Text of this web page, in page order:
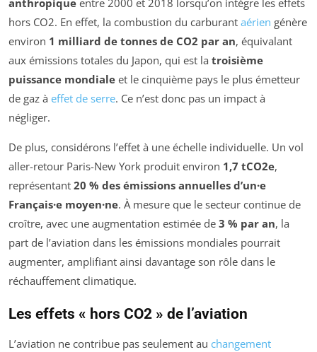
anthropique entre 2000 et 2018 lorsqu’on intègre les effets
hors CO2. En effet, la combustion du carburant aérien génère
environ 1 milliard de tonnes de CO2 par an, équivalant
aux émissions totales du Japon, qui est la troisième
puissance mondiale et le cinquième pays le plus émetteur
de gaz à effet de serre. Ce n’est donc pas un impact à
négliger.
De plus, considérons l’effet à une échelle individuelle. Un vol
aller-retour Paris-New York produit environ 1,7 tCO2e,
représentant 20 % des émissions annuelles d’un·e
Français·e moyen·ne. À mesure que le secteur continue de
croître, avec une augmentation estimée de 3 % par an, la
part de l’aviation dans les émissions mondiales pourrait
augmenter, amplifiant ainsi davantage son rôle dans le
réchauffement climatique.
Les effets « hors CO2 » de l’aviation
L’aviation ne contribue pas seulement au changement